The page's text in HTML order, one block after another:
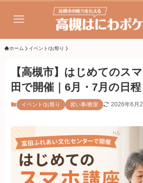
ホーム イベント/お祭り
【高槻市】はじめてのス
田で開催｜6月・7月の日
イベント/お祭り 習い事/教室 2026年6月